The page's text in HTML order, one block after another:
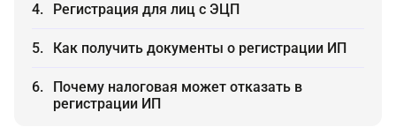
Регистрация для лиц с ЭЦП
Как получить документы о регистрации ИП
Почему налоговая может отказать в
регистрации ИП